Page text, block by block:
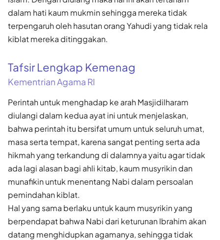
dalam hati kaum mukmin sehingga mereka tidak
terpengaruh oleh hasutan orang Yahudi yang tidak rela
kiblat mereka ditinggakan.
Tafsir Lengkap Kemenag
Kementrian Agama RI
Perintah untuk menghadap ke arah Masjidilharam
diulangi dalam kedua ayat ini untuk menjelaskan,
bahwa perintah itu bersifat umum untuk seluruh umat,
masa serta tempat, karena sangat penting serta ada
hikmah yang terkandung di dalamnya yaitu agar tidak
ada lagi alasan bagi ahli kitab, kaum musyrikin dan
munafikin untuk menentang Nabi dalam persoalan
pemindahan kiblat.
Hal yang sama berlaku untuk kaum musyrikin yang
berpendapat bahwa Nabi dari keturunan Ibrahim akan
datang menghidupkan agamanya, sehingga tidak